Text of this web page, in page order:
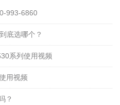
993-6860
底选哪个？
系列使用视频
用视频
？